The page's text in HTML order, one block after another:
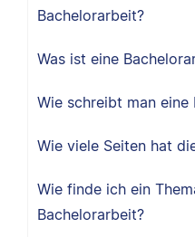
Bachelorarbeit?
Was ist eine
Wie schreibt man eine
Wie viele Seiten hat
Wie finde ich ein
Bachelorarbeit?